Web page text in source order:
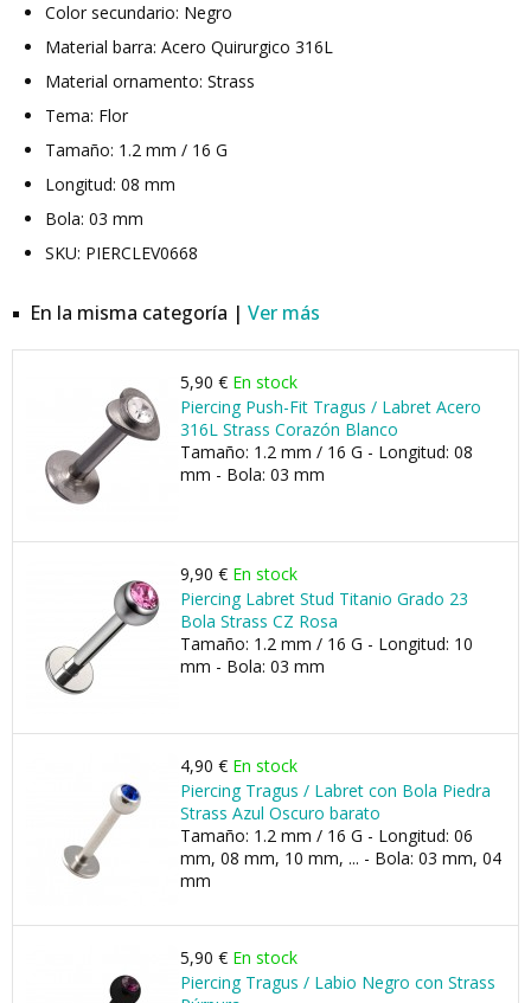
Color secundario: Negro
Material barra: Acero Quirurgico 316L
Material ornamento: Strass
Tema: Flor
Tamaño: 1.2 mm / 16 G
Longitud: 08 mm
Bola: 03 mm
SKU: PIERCLEV0668
En la misma categoría | Ver más
5,90 € En stock
Piercing Push-Fit Tragus / Labret Acero
316L Strass Corazón Blanco
Tamaño: 1.2 mm / 16 G - Longitud: 08
mm - Bola: 03 mm
9,90 € En stock
Piercing Labret Stud Titanio Grado 23
Bola Strass CZ Rosa
Tamaño: 1.2 mm / 16 G - Longitud: 10
mm - Bola: 03 mm
4,90 € En stock
Piercing Tragus / Labret con Bola Piedra
Strass Azul Oscuro barato
Tamaño: 1.2 mm / 16 G - Longitud: 06
mm, 08 mm, 10 mm, ... - Bola: 03 mm, 04
mm
5,90 € En stock
Piercing Tragus / Labio Negro con Strass